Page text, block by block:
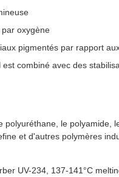
oxygène
pigmentés par rapport
combiné avec des
le polyamide,
et d'autres polymères
UV-234 137-141°C